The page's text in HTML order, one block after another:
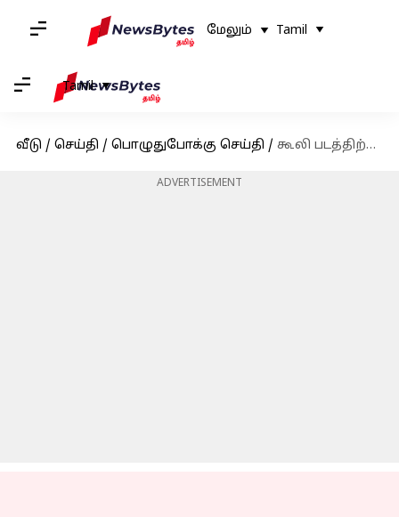
மேலும் Tamil
Tamil
வீடு / செய்தி / பொழுதுபோக்கு செய்தி / கூலி படத்திற்கு A செர்டிபிகேட் கொடுத்ததை எதிர்த்து சென்னை உயர்நீதிமன்றத்தை நாடிய Sun Pictures
ADVERTISEMENT